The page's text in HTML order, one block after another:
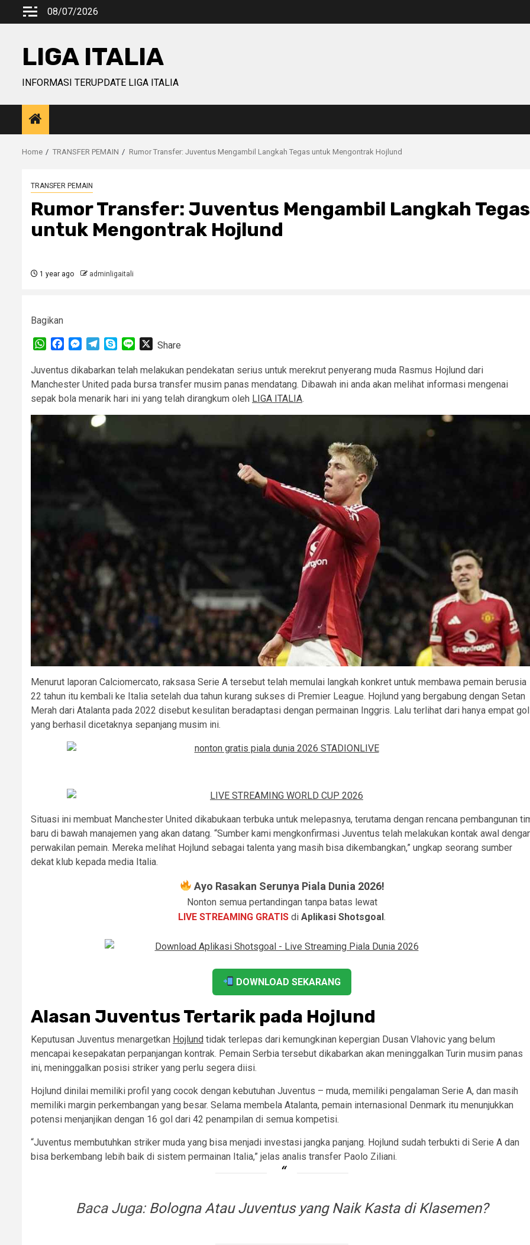
08/07/2026
LIGA ITALIA
INFORMASI TERUPDATE LIGA ITALIA
Home TRANSFER PEMAIN Rumor Transfer: Juventus Mengambil Langkah Tegas untuk Mengontrak Hojlund
TRANSFER PEMAIN
Rumor Transfer: Juventus Mengambil Langkah Tegas
untuk Mengontrak Hojlund
1 year ago adminligaitali
Bagikan
WhatsApp
FacebookMessenger
TelegramSkypeLine XShare
Juventus dikabarkan telah melakukan pendekatan serius untuk merekrut penyerang muda Rasmus Hojlund dari
Manchester United pada bursa transfer musim panas mendatang. Dibawah ini anda akan melihat informasi mengenai
sepak bola menarik hari ini yang telah dirangkum oleh LIGA ITALIA.
Menurut laporan Calciomercato, raksasa Serie A tersebut telah memulai langkah konkret untuk membawa pemain berusia
22 tahun itu kembali ke Italia setelah dua tahun kurang sukses di Premier League. Hojlund yang bergabung dengan Setan
Merah dari Atalanta pada 2022 disebut kesulitan beradaptasi dengan permainan Inggris. Lalu terlihat dari hanya empat gol
yang berhasil dicetaknya sepanjang musim ini.
Situasi ini membuat Manchester United dikabukaan terbuka untuk melepasnya, terutama dengan rencana pembangunan
baru di bawah manajemen yang akan datang. “Sumber kami mengkonfirmasi Juventus telah melakukan kontak awal
perwakilan pemain. Mereka melihat Hojlund sebagai talenta yang masih bisa dikembangkan,” ungkap seorang sumber
dekat klub kepada media Italia.
Ayo Rasakan Serunya Piala Dunia 2026!
Nonton semua pertandingan tanpa batas lewat
LIVE STREAMING GRATIS di Aplikasi Shotsgoal.
DOWNLOAD SEKARANG
Alasan Juventus Tertarik pada Hojlund
Keputusan Juventus menargetkan Hojlund tidak terlepas dari kemungkinan kepergian Dusan Vlahovic yang belum
mencapai kesepakatan perpanjangan kontrak. Pemain Serbia tersebut dikabarkan akan meninggalkan Turin musim panas
ini, meninggalkan posisi striker yang perlu segera diisi.
Hojlund dinilai memiliki profil yang cocok dengan kebutuhan Juventus – muda, memiliki pengalaman Serie A, dan masih
memiliki margin perkembangan yang besar. Selama membela Atalanta, pemain internasional Denmark itu menunjukkan
potensi menjanjikan dengan 16 gol dari 42 penampilan di semua kompetisi.
“Juventus membutuhkan striker muda yang bisa menjadi investasi jangka panjang. Hojlund sudah terbukti di Serie A dan
bisa berkembang lebih baik di sistem permainan Italia,” jelas analis transfer Paolo Ziliani.
Baca Juga: Bologna Atau Juventus yang Naik Kasta di Klasemen?